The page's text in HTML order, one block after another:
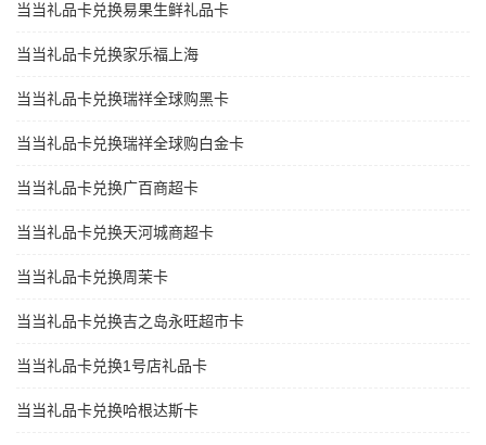
当当礼品卡兑换易果生鲜礼品卡
当当礼品卡兑换家乐福上海
当当礼品卡兑换瑞祥全球购黑卡
当当礼品卡兑换瑞祥全球购白金卡
当当礼品卡兑换广百商超卡
当当礼品卡兑换天河城商超卡
当当礼品卡兑换周茉卡
当当礼品卡兑换吉之岛永旺超市卡
当当礼品卡兑换1号店礼品卡
当当礼品卡兑换哈根达斯卡